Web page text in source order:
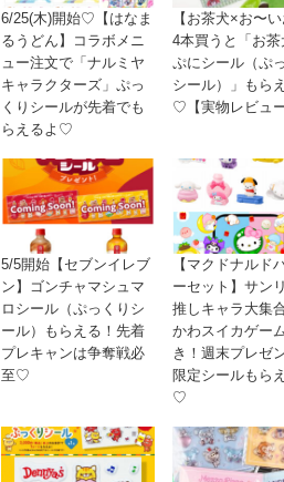
6/25(木)開始♡【はなま
るうどん】コラボメニ
ュー注文で「ナルミヤ
キャラクターズ」ぷっ
くりシールが先着でも
らえるよ♡
【お茶犬×お〜い
4本買うと「お茶
ぷにシール（ぷ
シール）」もら
♡【実物レビュー
5/5開始【セブンイレブ
ン】ゴンチャマシュマ
ロシール（ぷっくりシ
ール）もらえる！先着
プレキャンは争奪戦必
至♡
【マクドナルド
ーセット】サン
推しキャラ大集
かわスイカゲー
き！週末プレゼ
限定シールもら
♡